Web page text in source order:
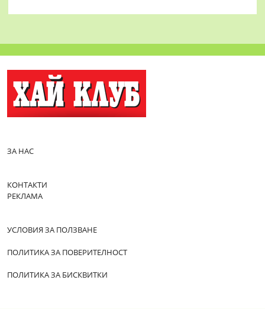
ЗА НАС
КОНТАКТИ
РЕКЛАМА
УСЛОВИЯ ЗА ПОЛЗВАНЕ
ПОЛИТИКА ЗА ПОВЕРИТЕЛНОСТ
ПОЛИТИКА ЗА БИСКВИТКИ